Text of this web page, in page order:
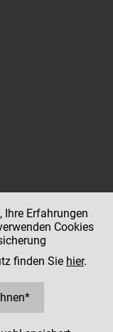
Ihre Erfahrungen
Cookies
finden Sie hier.